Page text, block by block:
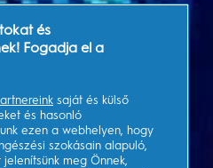
és
Fogadja el a
saját és külső
és hasonló
ezen a webhelyen, hogy
szokásain alapuló,
meg Önnek,